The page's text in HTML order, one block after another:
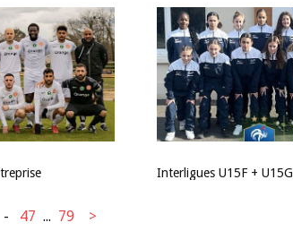
Interligues U15F + U15G
- 47 ... 79 >